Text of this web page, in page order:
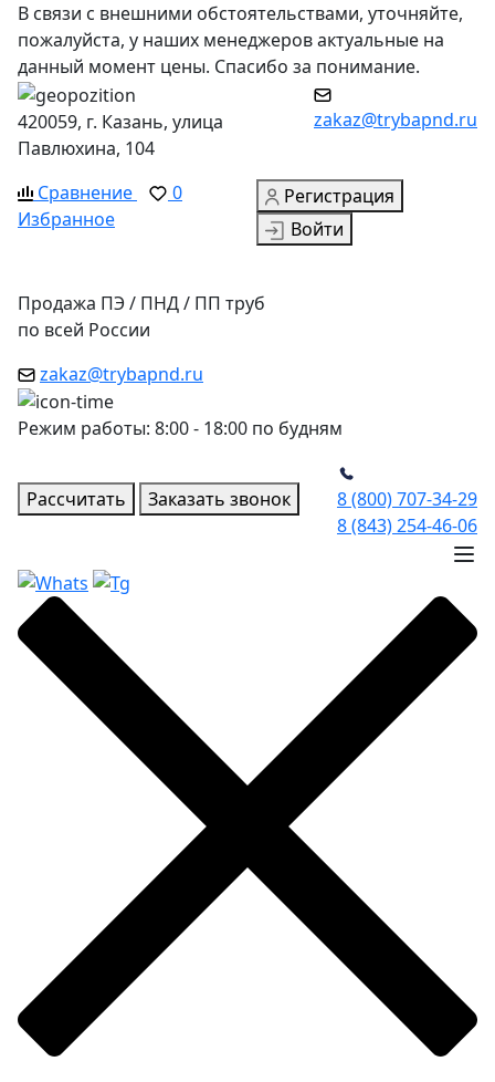
В связи с внешними обстоятельствами, уточняйте,
пожалуйста, у наших менеджеров актуальные на
данный момент цены. Спасибо за понимание.
420059, г. Казань, улица
Павлюхина, 104
zakaz@trybapnd.ru
Сравнение
0
Избранное
Регистрация
Войти
Продажа ПЭ / ПНД / ПП труб
по всей России
zakaz@trybapnd.ru
Режим работы: 8:00 - 18:00 по будням
Рассчитать Заказать звонок
8 (800) 707-34-29
8 (843) 254-46-06